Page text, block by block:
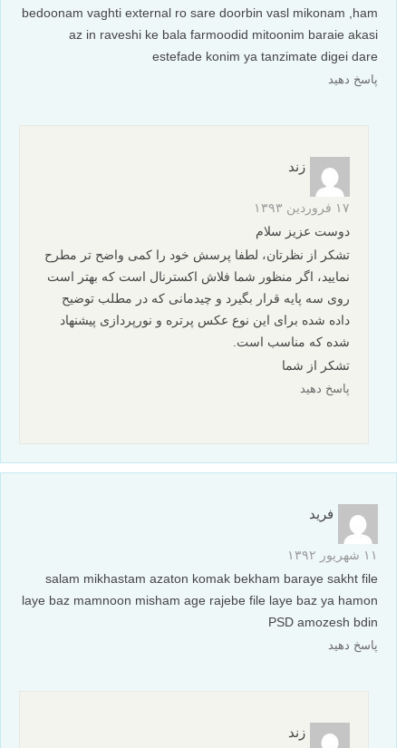
bedoonam vaghti external ro sare doorbin vasl mikonam ,ham
az in raveshi ke bala farmoodid mitoonim baraie akasi
estefade konim ya tanzimate digei dare
پاسخ دهید
زند
۱۷ فروردین ۱۳۹۳
دوست عزیز سلام
تشکر از نظرتان، لطفا پرسش خود را کمی واضح تر مطرح
نمایید، اگر منظور شما فلاش اکسترنال است که بهتر است
روی سه پایه قرار بگیرد و چیدمانی که در مطلب توضیح
داده شده برای این نوع عکس پرتره و نورپردازی پیشنهاد
شده که مناسب است.
تشکر از شما
پاسخ دهید
فرید
۱۱ شهریور ۱۳۹۲
salam mikhastam azaton komak bekham baraye sakht file
laye baz mamnoon misham age rajebe file laye baz ya hamon
PSD amozesh bdin
پاسخ دهید
زند